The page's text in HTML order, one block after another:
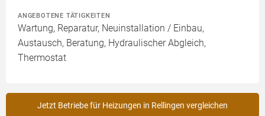
ANGEBOTENE TÄTIGKEITEN
Wartung, Reparatur, Neuinstallation / Einbau,
Austausch, Beratung, Hydraulischer Abgleich,
Thermostat
Jetzt Betriebe für Heizungen in Rellingen vergleichen